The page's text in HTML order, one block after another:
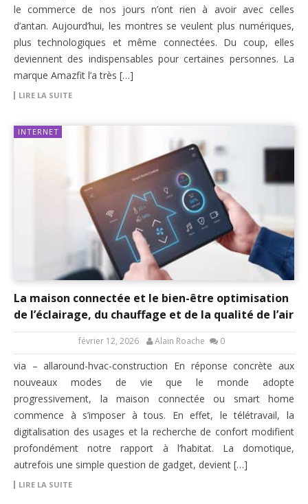
le commerce de nos jours n’ont rien à avoir avec celles
d’antan. Aujourd’hui, les montres se veulent plus numériques,
plus technologiques et même connectées. Du coup, elles
deviennent des indispensables pour certaines personnes. La
marque Amazfit l’a très […]
LIRE LA SUITE
INTERNET
La maison connectée et le bien-être optimisation
de l’éclairage, du chauffage et de la qualité de l’air
février 12, 2026 Alain Roache 0
via – allaround-hvac-construction En réponse concrète aux
nouveaux modes de vie que le monde adopte
progressivement, la maison connectée ou smart home
commence à s’imposer à tous. En effet, le télétravail, la
digitalisation des usages et la recherche de confort modifient
profondément notre rapport à l’habitat. La domotique,
autrefois une simple question de gadget, devient […]
LIRE LA SUITE